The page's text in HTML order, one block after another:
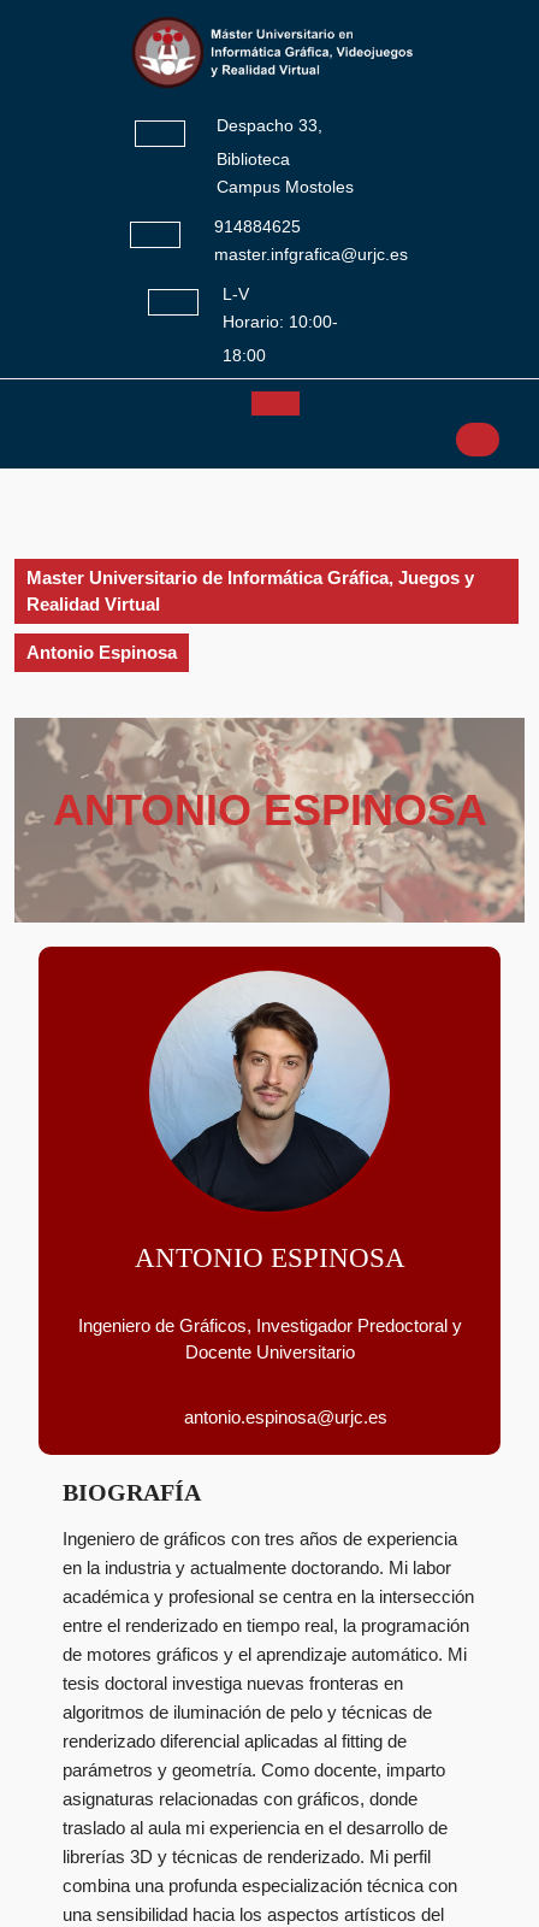
Despacho 33,
Biblioteca
Campus Mostoles
914884625
master.infgrafica@urjc.es
L-V
Horario: 10:00-
18:00
apertura
Master Universitario de Informática Gráfica, Juegos y
Realidad Virtual
Antonio Espinosa
ANTONIO ESPINOSA
ANTONIO ESPINOSA
Ingeniero de Gráficos, Investigador Predoctoral y
Docente Universitario
antonio.espinosa@urjc.es
BIOGRAFÍA
Ingeniero de gráficos con tres años de experiencia
en la industria y actualmente doctorando. Mi labor
académica y profesional se centra en la intersección
entre el renderizado en tiempo real, la programación
de motores gráficos y el aprendizaje automático. Mi
tesis doctoral investiga nuevas fronteras en
algoritmos de iluminación de pelo y técnicas de
renderizado diferencial aplicadas al fitting de
parámetros y geometría. Como docente, imparto
asignaturas relacionadas con gráficos, donde
traslado al aula mi experiencia en el desarrollo de
librerías 3D y técnicas de renderizado. Mi perfil
combina una profunda especialización técnica con
una sensibilidad hacia los aspectos artísticos del